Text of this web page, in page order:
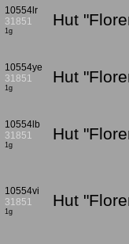
10554lr
31851
1g
Hut
10554ye
31851
1g
Hut
10554lb
31851
1g
Hut
10554vi
31851
1g
Hut